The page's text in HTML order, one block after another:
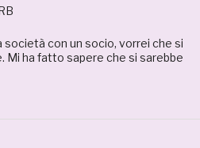
società con un socio, vorrei che si
Mi ha fatto sapere che si sarebbe